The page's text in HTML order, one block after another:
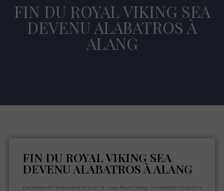
FIN DU ROYAL VIKING SEA
DEVENU ALABATROS À
ALANG
FIN DU ROYAL VIKING SEA
DEVENU ALABATROS À ALANG
Deuxième des trois sisters ships de la classe Royal Viking… Il vient d’être beaché à